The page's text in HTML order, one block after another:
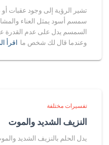
تشير الرؤية إلى وجود عقبات
سمسم أسود يمثل العناء
السمسم يدل على عدم القدرة
وعندما قال لك شخص ما اقرأ
تفسيرات مختلفة
النزيف الشديد والموت
يدل الحلم بالنزيف الشديد